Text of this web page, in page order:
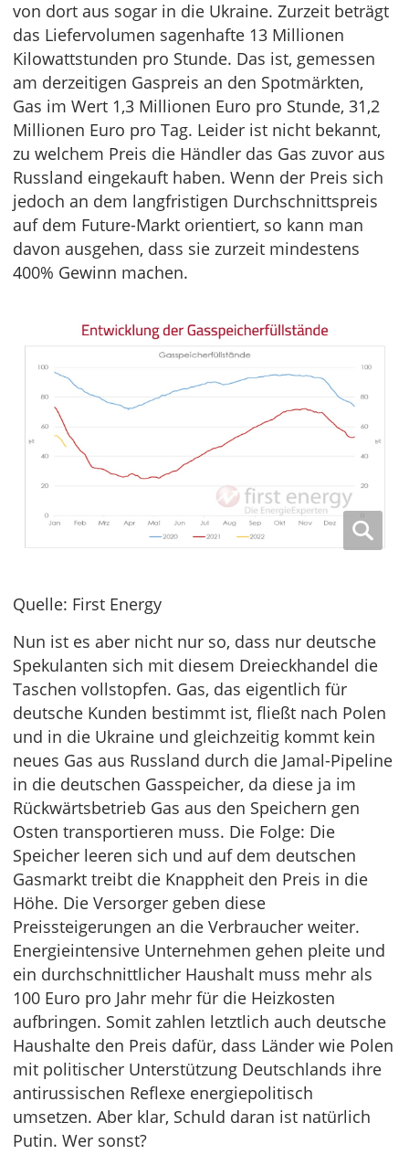
von dort aus sogar in die Ukraine. Zurzeit beträgt
das Liefervolumen sagenhafte 13 Millionen
Kilowattstunden pro Stunde. Das ist, gemessen
am derzeitigen Gaspreis an den Spotmärkten,
Gas im Wert 1,3 Millionen Euro pro Stunde, 31,2
Millionen Euro pro Tag. Leider ist nicht bekannt,
zu welchem Preis die Händler das Gas zuvor aus
Russland eingekauft haben. Wenn der Preis sich
jedoch an dem langfristigen Durchschnittspreis
auf dem Future-Markt orientiert, so kann man
davon ausgehen, dass sie zurzeit mindestens
400% Gewinn machen.
Quelle: First Energy
Nun ist es aber nicht nur so, dass nur deutsche
Spekulanten sich mit diesem Dreieckhandel die
Taschen vollstopfen. Gas, das eigentlich für
deutsche Kunden bestimmt ist, fließt nach Polen
und in die Ukraine und gleichzeitig kommt kein
neues Gas aus Russland durch die Jamal-Pipeline
in die deutschen Gasspeicher, da diese ja im
Rückwärtsbetrieb Gas aus den Speichern gen
Osten transportieren muss. Die Folge: Die
Speicher leeren sich und auf dem deutschen
Gasmarkt treibt die Knappheit den Preis in die
Höhe. Die Versorger geben diese
Preissteigerungen an die Verbraucher weiter.
Energieintensive Unternehmen gehen pleite und
ein durchschnittlicher Haushalt muss mehr als
100 Euro pro Jahr mehr für die Heizkosten
aufbringen. Somit zahlen letztlich auch deutsche
Haushalte den Preis dafür, dass Länder wie Polen
mit politischer Unterstützung Deutschlands ihre
antirussischen Reflexe energiepolitisch
umsetzen. Aber klar, Schuld daran ist natürlich
Putin. Wer sonst?